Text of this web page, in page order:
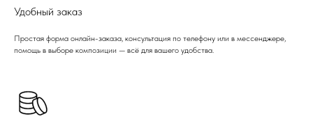
Удобный заказ
Простая форма онлайн-заказа, консультация по телефону или в мессенджере,
помощь в выборе композиции — всё для вашего удобства.